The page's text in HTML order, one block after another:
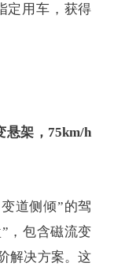
定用车，获得
悬架，75km/h
道侧倾”的驾
，包含磁流变
解决方案。这